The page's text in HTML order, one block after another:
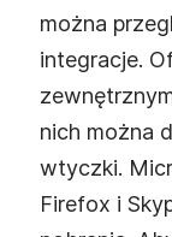
można
integracje.
nich można
wtyczki.
Firefox i